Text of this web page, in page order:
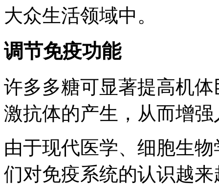
大众生活领域中。
调节免疫功能
许多多糖可显著提高机
激抗体的产生，从而增
由于现代医学、细胞生
们对免疫系统的认识越